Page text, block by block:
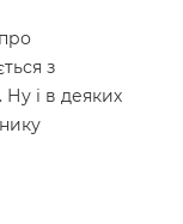
з
Ну і в деяких